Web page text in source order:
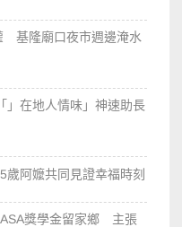
基隆廟口夜市週邊淹水
」在地人情味」神速助長
阿嬤共同見證幸福時刻
獎學金留家鄉 主張